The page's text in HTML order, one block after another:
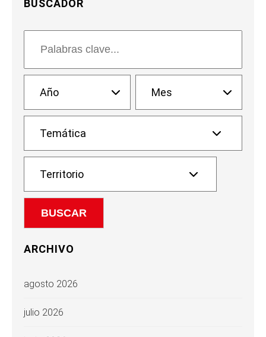
BUSCADOR
ARCHIVO
agosto 2026
julio 2026